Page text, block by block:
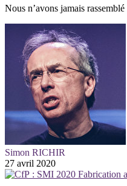
Nous n’avons jamais
Simon RICHIR
27 avril 2020